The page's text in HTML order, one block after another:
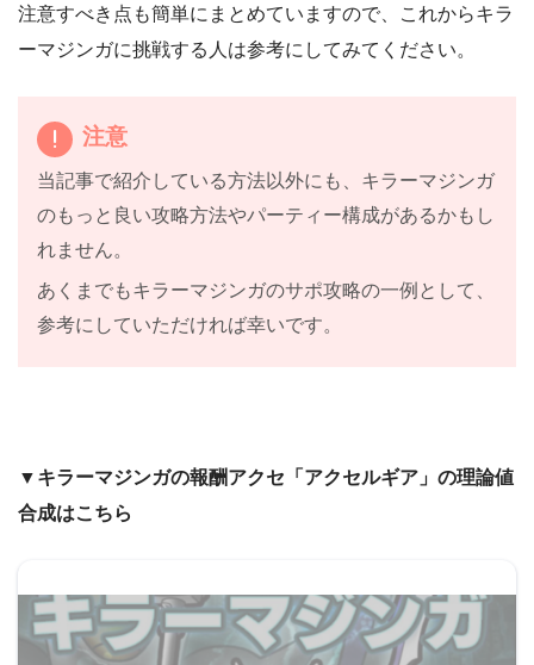
注意すべき点も簡単にまとめていますので、これからキラ
ーマジンガに挑戦する人は参考にしてみてください。
注意
当記事で紹介している方法以外にも、キラーマジンガ
のもっと良い攻略方法やパーティー構成があるかもし
れません。
あくまでもキラーマジンガのサポ攻略の一例として、
参考にしていただければ幸いです。
▼キラーマジンガの報酬アクセ「アクセルギア」の理論値
合成はこちら